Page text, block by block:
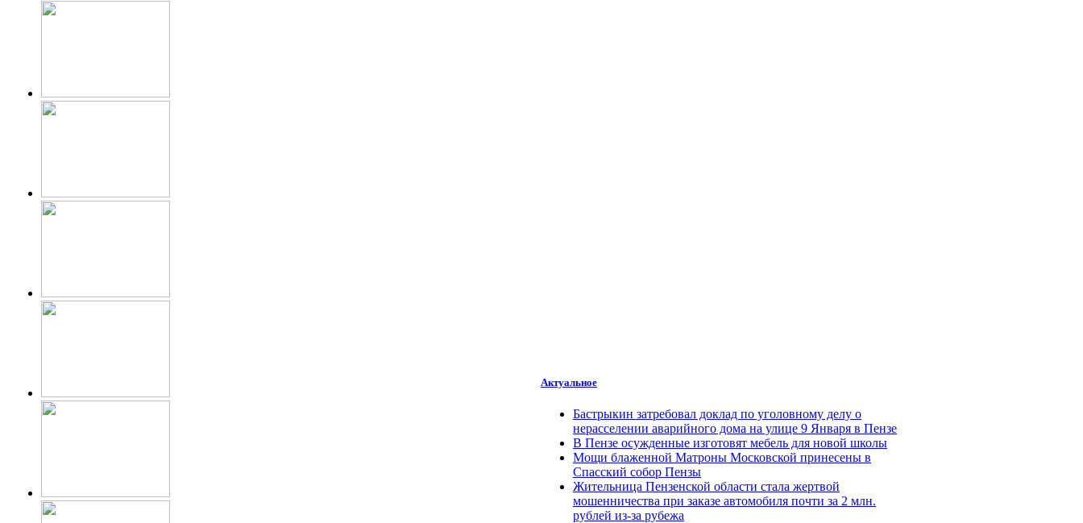
Актуальное
Бастрыкин затребовал доклад по уголовному делу о
нерасселении аварийного дома на улице 9 Января в Пензе
В Пензе осужденные изготовят мебель для новой школы
Мощи блаженной Матроны Московской принесены в
Спасский собор Пензы
Жительница Пензенской области стала жертвой
мошенничества при заказе автомобиля почти за 2 млн.
рублей из-за рубежа